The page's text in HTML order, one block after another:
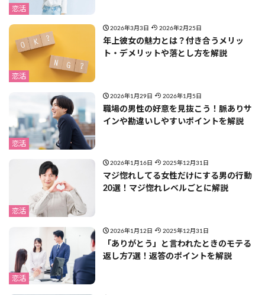
恋活
恋活
2026年3月3日 2026年2月25日
年上彼女の魅力とは？付き合うメリッ
ト・デメリットや落とし方を解説
恋活
2026年1月29日 2026年1月5日
職場の男性の好意を見抜こう！脈ありサ
インや勘違いしやすいポイントを解説
恋活
2026年1月16日 2025年12月31日
マジ惚れしてる女性だけにする男の行動
20選！マジ惚れレベルごとに解説
恋活
2026年1月12日 2025年12月31日
「ありがとう」と言われたときのモテる
返し方7選！返答のポイントを解説